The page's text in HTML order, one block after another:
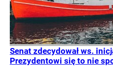
Senat zdecydował ws.
Prezydentowi się to nie